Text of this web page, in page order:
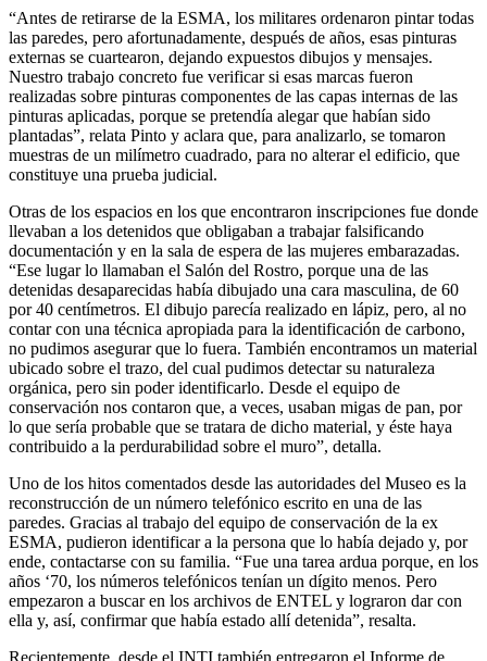
“Antes de retirarse de la ESMA, los militares ordenaron pintar todas
las paredes, pero afortunadamente, después de años, esas pinturas
externas se cuartearon, dejando expuestos dibujos y mensajes.
Nuestro trabajo concreto fue verificar si esas marcas fueron
realizadas sobre pinturas componentes de las capas internas de las
pinturas aplicadas, porque se pretendía alegar que habían sido
plantadas”, relata Pinto y aclara que, para analizarlo, se tomaron
muestras de un milímetro cuadrado, para no alterar el edificio, que
constituye una prueba judicial.
Otras de los espacios en los que encontraron inscripciones fue donde
llevaban a los detenidos que obligaban a trabajar falsificando
documentación y en la sala de espera de las mujeres embarazadas.
“Ese lugar lo llamaban el Salón del Rostro, porque una de las
detenidas desaparecidas había dibujado una cara masculina, de 60
por 40 centímetros. El dibujo parecía realizado en lápiz, pero, al no
contar con una técnica apropiada para la identificación de carbono,
no pudimos asegurar que lo fuera. También encontramos un material
ubicado sobre el trazo, del cual pudimos detectar su naturaleza
orgánica, pero sin poder identificarlo. Desde el equipo de
conservación nos contaron que, a veces, usaban migas de pan, por
lo que sería probable que se tratara de dicho material, y éste haya
contribuido a la perdurabilidad sobre el muro”, detalla.
Uno de los hitos comentados desde las autoridades del Museo es la
reconstrucción de un número telefónico escrito en una de las
paredes. Gracias al trabajo del equipo de conservación de la ex
ESMA, pudieron identificar a la persona que lo había dejado y, por
ende, contactarse con su familia. “Fue una tarea ardua porque, en los
años ‘70, los números telefónicos tenían un dígito menos. Pero
empezaron a buscar en los archivos de ENTEL y lograron dar con
ella y, así, confirmar que había estado allí detenida”, resalta.
Recientemente, desde el INTI también entregaron el Informe de